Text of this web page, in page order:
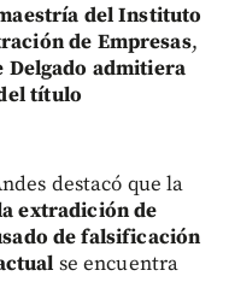
del Instituto
de Empresas,
Delgado admitiera
título
destacó que la
extradición de
de falsificación
se encuentra